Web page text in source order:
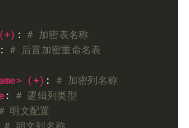
: # 加密表名称
: # 后置加密重命名表
(+) : # 加密列名称
: # 逻辑列类型
明文配置